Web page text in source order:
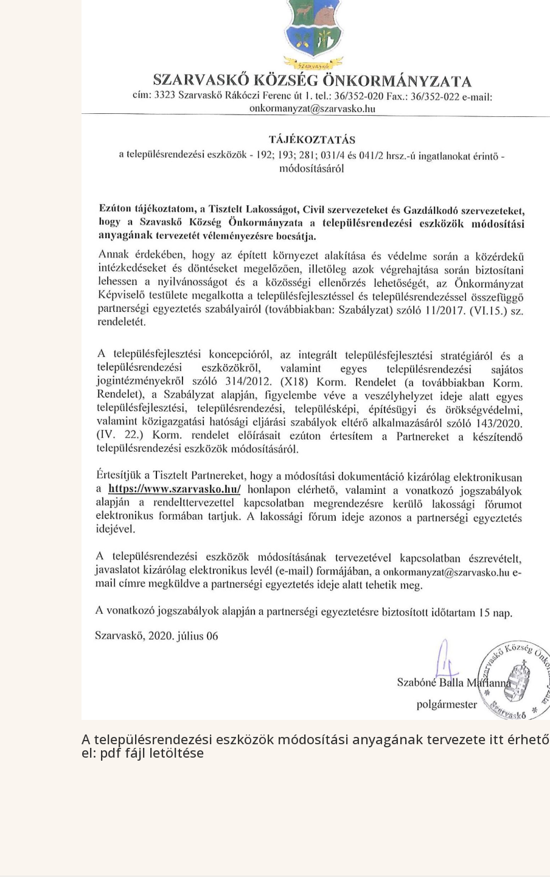
A településrendezési eszközök módosítási anyagának tervezete itt érhető
el: pdf fájl letöltése